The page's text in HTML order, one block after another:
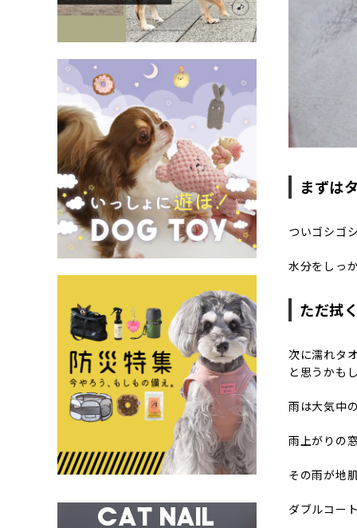
まずは
ついゴシゴ
水分をしっ
ただ拭
次に濡れタ
と思うかも
雨は大気中
雨上がりの
その雨が地
ダブルコー